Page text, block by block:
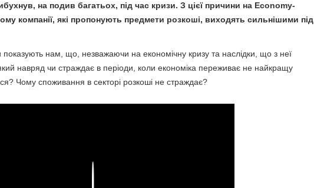
на подив багатьох, під час кризи. З цієї причини на Economy-
компанії, які пропонують предмети розкоші, виходять сильнішими під
показують нам, що, незважаючи на економічну кризу та наслідки, що з неї
навряд чи страждає в періоди, коли економіка переживає не найкращу
Чому споживання в секторі розкоші не страждає?